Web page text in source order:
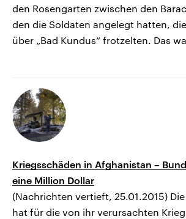
den Rosengarten zwischen den
den die Soldaten angelegt hatten,
über „Bad Kundus“ frotzelten. Das
Kriegsschäden in Afghanistan –
eine Million Dollar
(Nachrichten vertieft, 25.01.2015)
hat für die von ihr verursachten